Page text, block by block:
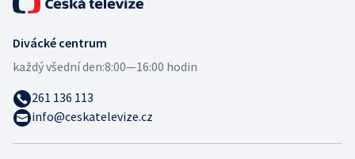
Divácké centrum
každý všední den:8:00—16:00 hodin
261 136 113
info@ceskatelevize.cz